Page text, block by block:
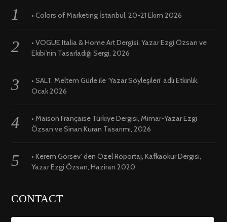
• Colors of Marketing İstanbul, 20-21 Ekim 2026
• VOGUE Italia & Home Art Dergisi, Yazar Ezgi Özsan ve
Ekibi’nin Tasarladığı Sergi, 2026
• SALT, Meltem Gürle ile ‘Yazar Söyleşileri’ adlı Etkinlik,
Ocak 2026
• Maison Française Türkiye Dergisi, Mimar-Yazar Ezgi
Özsan ve Sinan Kuran Tasarımı, 2026
• Kerem Görsev’ den Özel Röportaj, Kafkaokur Dergisi,
Yazar Ezgi Özsan, Haziran 2020
CONTACT